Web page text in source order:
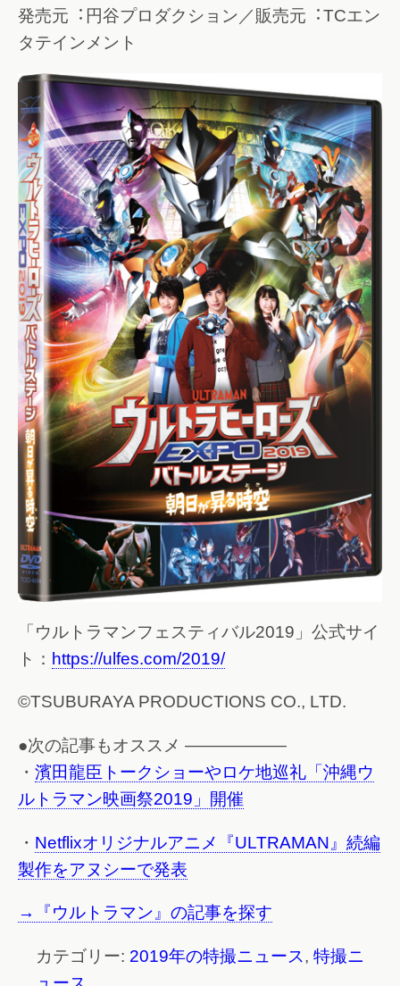
発売元︓円谷プロダクション／販売元︓TCエン
タテインメント
「ウルトラマンフェスティバル2019」公式サイ
ト： https://ulfes.com/2019/
©TSUBURAYA PRODUCTIONS CO., LTD.
●次の記事もオススメ ——————
・ 濱田龍臣トークショーやロケ地巡礼「沖縄ウ
ルトラマン映画祭2019」開催
・ Netflixオリジナルアニメ『ULTRAMAN』続編
製作をアヌシーで発表
→『ウルトラマン』の記事を探す
カテゴリー: 2019年の特撮ニュース, 特撮ニ